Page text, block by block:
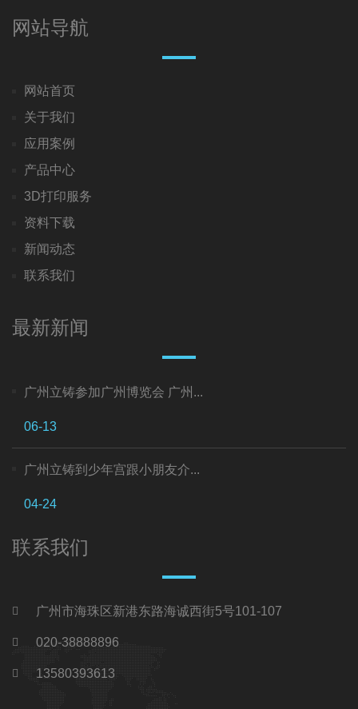
网站导航
网站首页
关于我们
应用案例
产品中心
3D打印服务
资料下载
新闻动态
联系我们
最新新闻
广州立铸参加广州博览会 广州...
06-13
广州立铸到少年宫跟小朋友介...
04-24
联系我们
广州市海珠区新港东路海诚西街5号101-107
020-38888896
13580393613